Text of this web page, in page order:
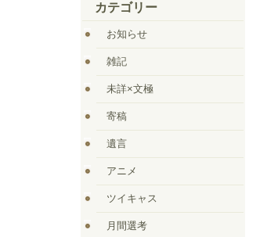
カテゴリー
お知らせ
雑記
未詳×文極
寄稿
遺言
アニメ
ツイキャス
月間選考